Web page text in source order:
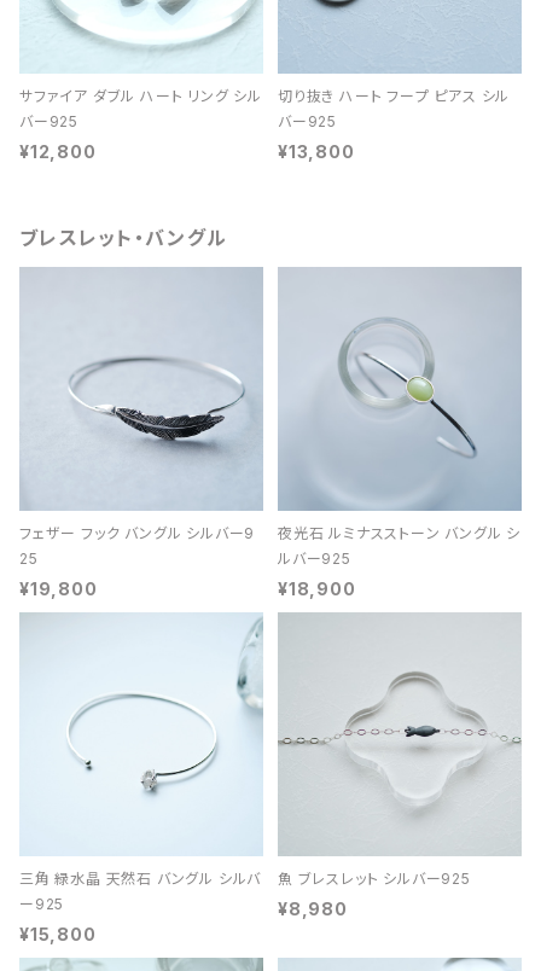
サファイア ダブル ハート リング シル
バー925
¥12,800
切り抜き ハート フープ ピアス シル
バー925
¥13,800
ブレスレット・バングル
フェザー フック バングル シルバー9
25
¥19,800
夜光石 ルミナスストーン バングル シ
ルバー925
¥18,900
三角 緑水晶 天然石 バングル シルバ
ー925
¥15,800
魚 ブレスレット シルバー925
¥8,980